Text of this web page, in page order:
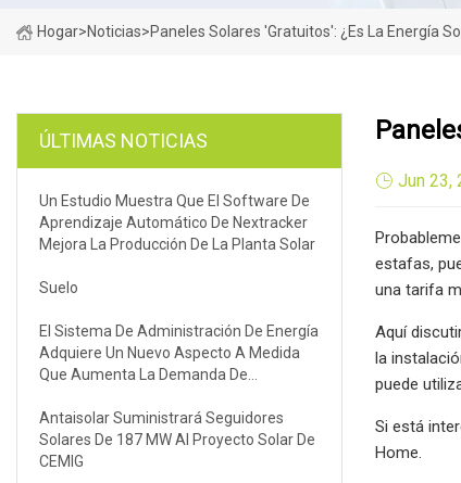
Hogar>Noticias>Paneles Solares 'gratuitos': ¿Es La Energía
ÚLTIMAS NOTICIAS
Un Estudio Muestra Que El Software De
Aprendizaje Automático De Nextracker
Mejora La Producción De La Planta Solar
Suelo
El Sistema De Administración De Energía
Adquiere Un Nuevo Aspecto A Medida
Que Aumenta La Demanda De
Avanza La Tecnología
Antaisolar Suministrará Seguidores
Solares De 187 MW Al Proyecto Solar De
CEMIG
Jun 23,
estafas,
una tarifa
Aquí
la
puede
Si está
Home.